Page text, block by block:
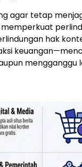
agar tetap
memperkuat
hak
mengganggu